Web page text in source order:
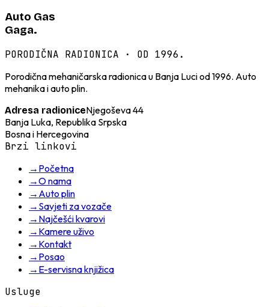
Auto Gas
Gaga.
PORODIČNA RADIONICA · OD 1996.
Porodična mehaničarska radionica u Banja Luci od 1996. Auto
mehanika i auto plin.
Adresa radioniceNjegoševa 44
Banja Luka, Republika Srpska
Bosna i Hercegovina
Brzi linkovi
→ Početna
→O nama
→ Auto plin
→ Savjeti za vozače
→ Najčešći kvarovi
→ Kamere uživo
→ Kontakt
→ Posao
→ E-servisna knjižica
Usluge